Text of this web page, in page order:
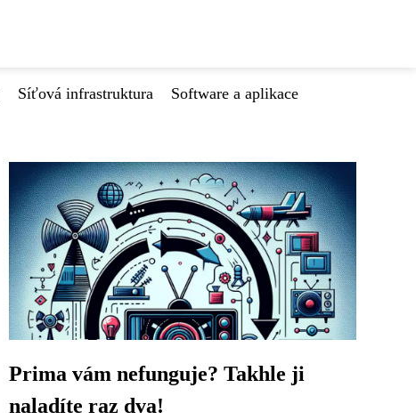
Síťová infrastruktura Software a aplikace
Prima vám nefunguje? Takhle ji
naladíte raz dva!